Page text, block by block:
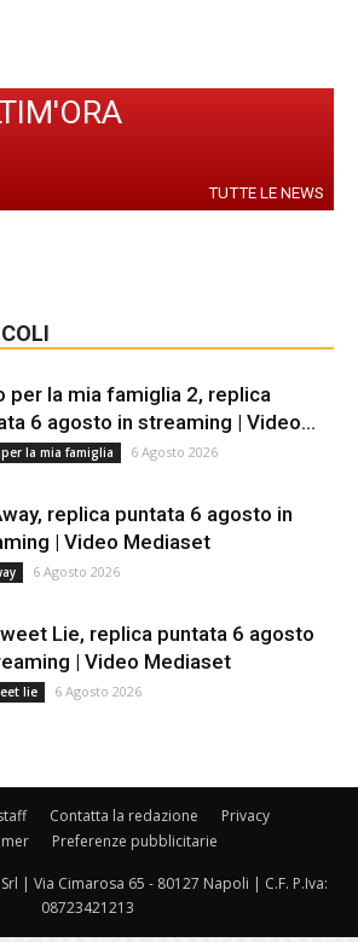
TUTTE LE NEWS
per la mia famiglia 2, replica
6 agosto in streaming | Video...
la mia famiglia 6 Agosto 2026
replica puntata 6 agosto in
| Video Mediaset
6 Agosto 2026
Lie, replica puntata 6 agosto
| Video Mediaset
lie 6 Agosto 2026
Contatta la redazione
Privacy
Preferenze pubblicitarie
| Via Cimarosa 65 - 80127 Napoli | C.F. P.Iva:
08723421213